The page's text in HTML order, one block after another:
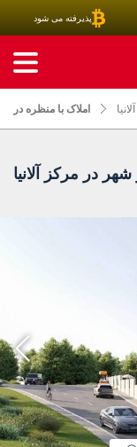
آلانیا املاک با منظره دریا
در مرکز آلانیا
پذیرفته می شود